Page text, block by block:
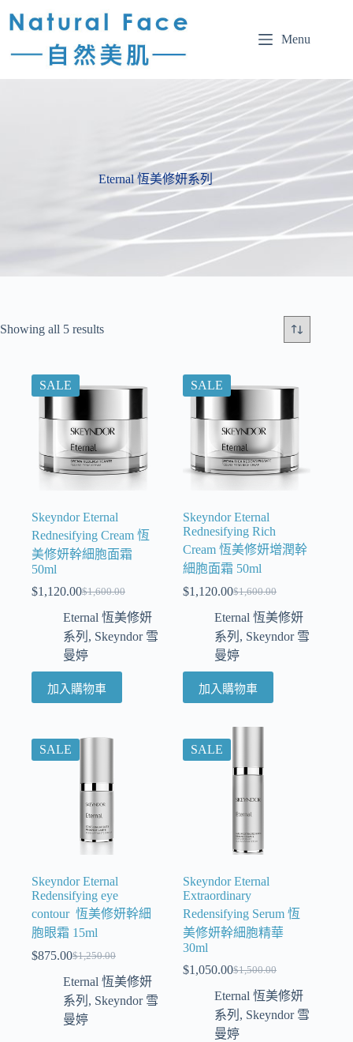
Menu
Eternal 恆美修妍系列
Showing all 5 results
SALE
Skeyndor Eternal
Rednesifying Cream 恆
美修妍幹細胞面霜
50ml
$1,600.00
$1,120.00
Eternal 恆美修妍
系列 , Skeyndor 雪
曼婷
加入購物車
SALE
Skeyndor Eternal
Rednesifying Rich
Cream 恆美修妍增潤幹
細胞面霜 50ml
$1,600.00
$1,120.00
Eternal 恆美修妍
系列 , Skeyndor 雪
曼婷
加入購物車
SALE
Skeyndor Eternal
Redensifying eye
contour 恆美修妍幹細
胞眼霜 15ml
$1,250.00
$875.00
Eternal 恆美修妍
系列 , Skeyndor 雪
曼婷
SALE
Skeyndor Eternal
Extraordinary
Redensifying Serum 恆
美修妍幹細胞精華
30ml
$1,500.00
$1,050.00
Eternal 恆美修妍
系列 , Skeyndor 雪
曼婷